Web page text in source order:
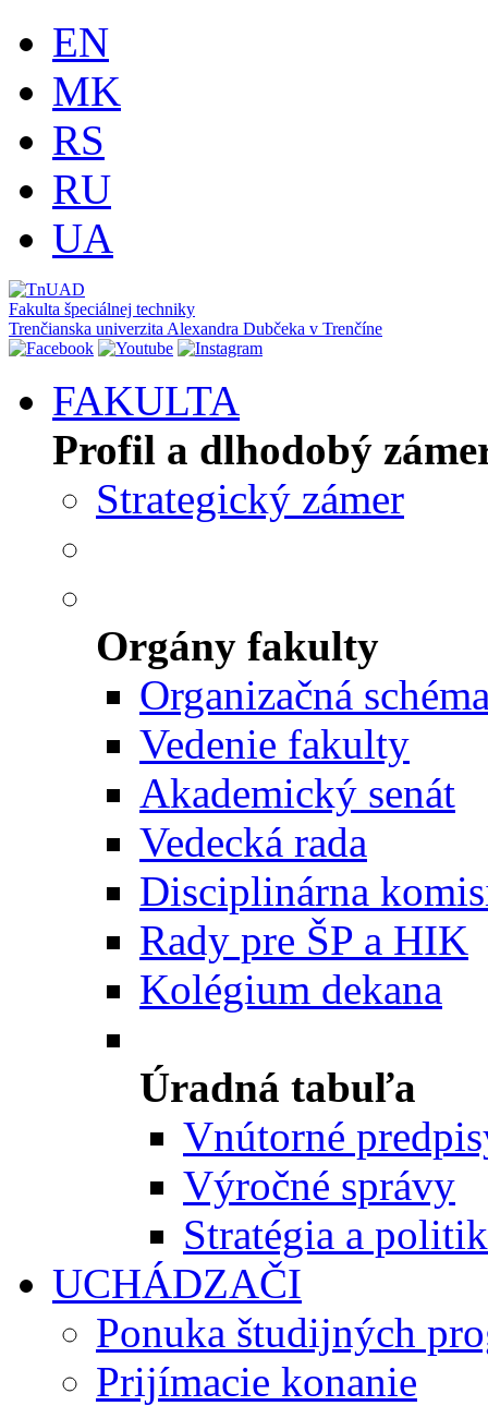
EN
MK
RS
RU
UA
Fakulta špeciálnej techniky
Trenčianska univerzita Alexandra Dubčeka v Trenčíne
FAKULTA
Profil a dlhodobý
Strategický zámer
Orgány fakulty
Organizačná
Vedenie fakulty
Akademický senát
Vedecká rada
Disciplinárna
Rady pre ŠP a HIK
Kolégium dekana
Úradná tabuľa
Vnútorné
Výročné správy
Stratégia a
UCHÁDZAČI
Ponuka študijných
Prijímacie konanie